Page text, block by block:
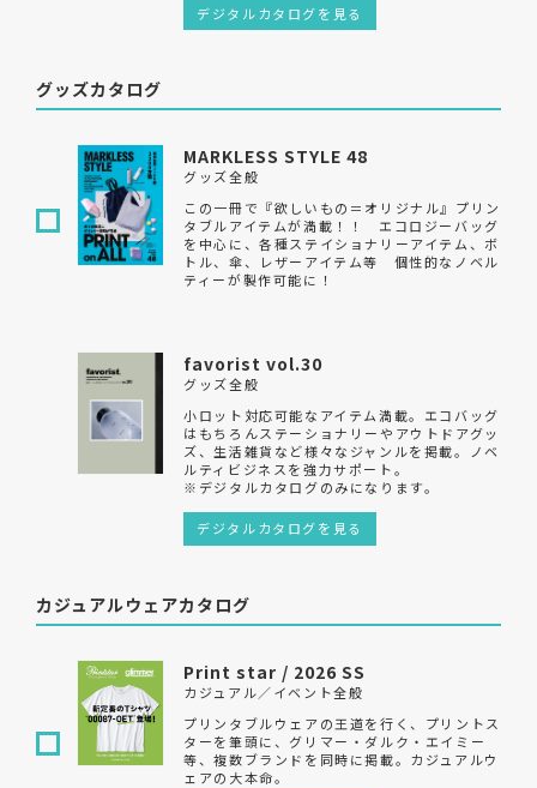
デジタルカタログを見る
グッズカタログ
MARKLESS STYLE 48
グッズ全般
この一冊で『欲しいもの＝オリジナル』プリン
タブルアイテムが満載！！ エコロジーバッグ
を中心に、各種ステイショナリーアイテム、ボ
トル、傘、レザーアイテム等 個性的なノベル
ティーが製作可能に！
favorist vol.30
グッズ全般
小ロット対応可能なアイテム満載。エコバッグ
はもちろんステーショナリーやアウトドアグッ
ズ、生活雑貨など様々なジャンルを掲載。ノベ
ルティビジネスを強力サポート。
※デジタルカタログのみになります。
デジタルカタログを見る
カジュアルウェアカタログ
Print star / 2026 SS
カジュアル／イベント全般
プリンタブルウェアの王道を行く、プリントス
ターを筆頭に、グリマー・ダルク・エイミー
等、複数ブランドを同時に掲載。カジュアルウ
ェアの大本命。